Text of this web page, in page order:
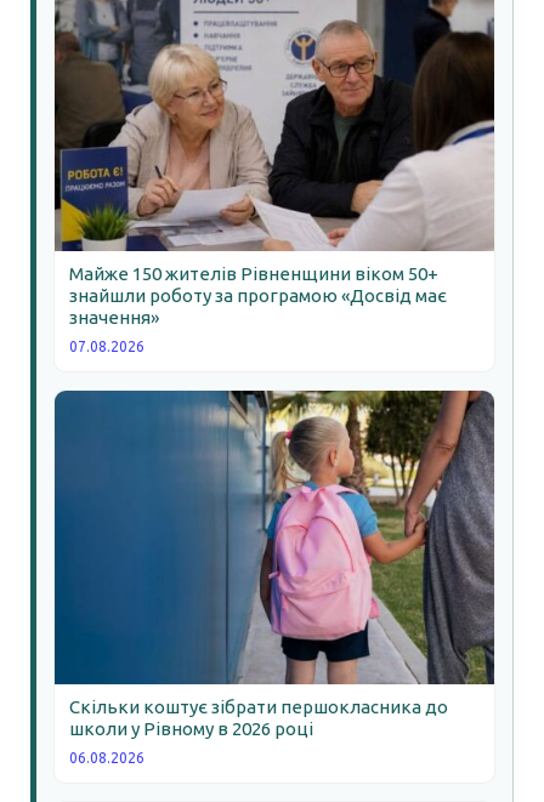
Майже 150 жителів Рівненщини віком 50+
знайшли роботу за програмою «Досвід має
значення»
07.08.2026
Скільки коштує зібрати першокласника до
школи у Рівному в 2026 році
06.08.2026